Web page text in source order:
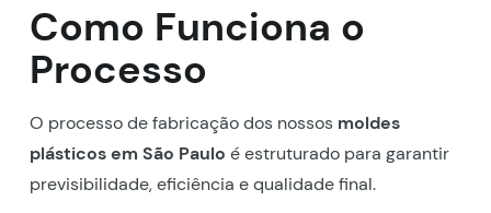
Como Funciona o
Processo
O processo de fabricação dos nossosmoldes
plásticos em São Paulo é estruturado para garantir
previsibilidade, eficiência e qualidade final.